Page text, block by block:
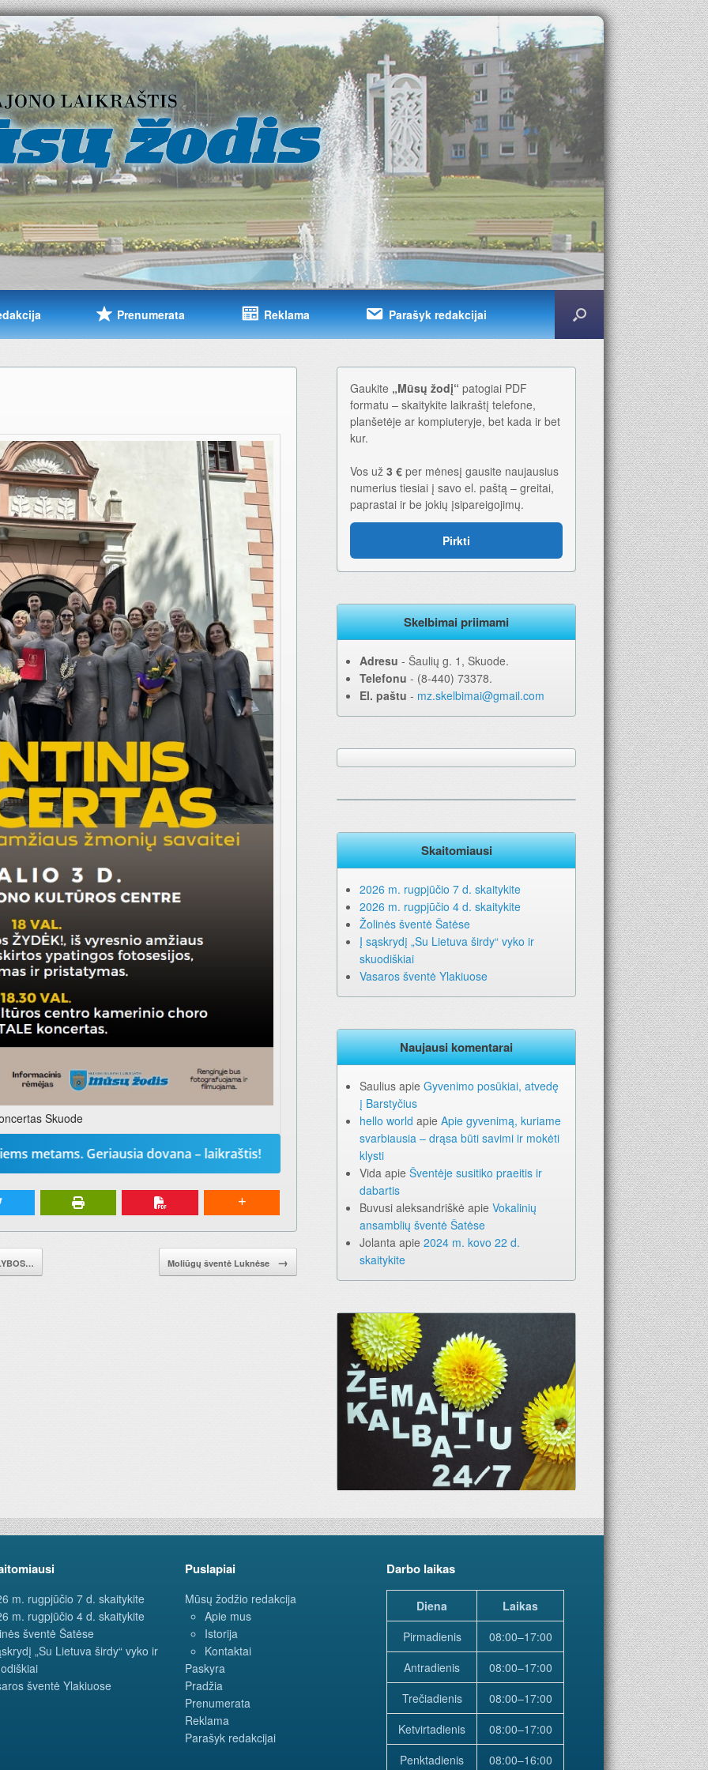
Prenumerata Reklama Parašyk redakcijai
Skuode
Geriausia dovana – laikraštis! Prenumeruokite „Mūsų žodį“ 2026-iems metams. Geriausia dovana –
Moliūgų šventė Luknėse →
Gaukite „Mūsų žodį“ patogiai PDF
formatu – skaitykite laikraštį telefone,
planšetėje ar kompiuteryje, bet kada ir bet
kur.
Vos už 3 € per mėnesį gausite naujausius
numerius tiesiai į savo el. paštą – greitai,
paprastai ir be jokių įsipareigojimų.
Pirkti
Skelbimai priimami
Adresu ‐ Šaulių g. 1, Skuode.
Telefonu ‐ (8-440) 73378.
El. paštu ‐ mz.skelbimai@gmail.com
Skaitomiausi
2026 m. rugpjūčio 7 d. skaitykite
2026 m. rugpjūčio 4 d. skaitykite
Žolinės šventė Šatėse
Į sąskrydį „Su Lietuva širdy“ vyko ir
skuodiškiai
Vasaros šventė Ylakiuose
Naujausi komentarai
Saulius apie Gyvenimo posūkiai, atvedę
į Barstyčius
hello world apie Apie gyvenimą, kuriame
svarbiausia – drąsa būti savimi ir mokėti
klysti
Vida apie Šventėje susitiko praeitis ir
dabartis
Buvusi aleksandriškė apie Vokalinių
ansamblių šventė Šatėse
Jolanta apie 2024 m. kovo 22 d.
skaitykite
m. rugpjūčio 7 d. skaitykite
m. rugpjūčio 4 d. skaitykite
šventė Šatėse
„Su Lietuva širdy“ vyko ir
šventė Ylakiuose
Puslapiai
Mūsų žodžio redakcija
Apie mus
Istorija
Kontaktai
Paskyra
Pradžia
Prenumerata
Reklama
Parašyk redakcijai
Darbo laikas
Diena
Laikas
Pirmadienis
08:00–17:00
Antradienis
08:00–17:00
Trečiadienis
08:00–17:00
Ketvirtadienis
08:00–17:00
Penktadienis
08:00–16:00